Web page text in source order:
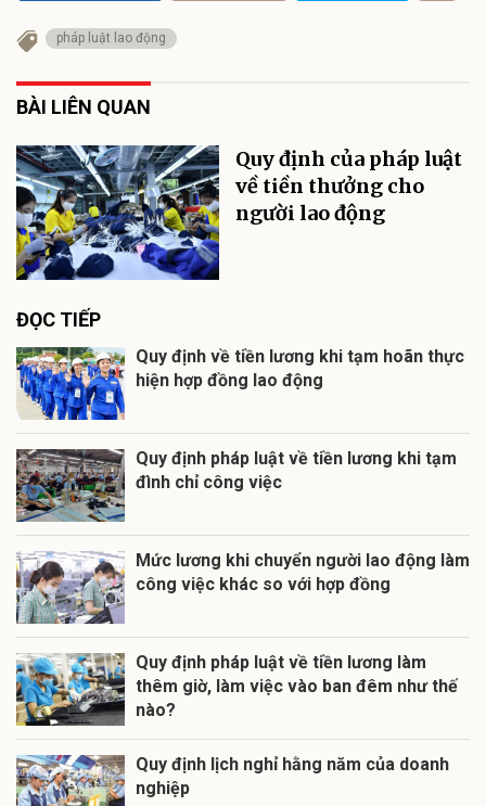
pháp luật lao động
BÀI LIÊN QUAN
Quy định của pháp luật
về tiền thưởng cho
người lao động
ĐỌC TIẾP
Quy định về tiền lương khi tạm hoãn thực
hiện hợp đồng lao động
Quy định pháp luật về tiền lương khi tạm
đình chỉ công việc
Mức lương khi chuyển người lao động làm
công việc khác so với hợp đồng
Quy định pháp luật về tiền lương làm
thêm giờ, làm việc vào ban đêm như thế
nào?
Quy định lịch nghỉ hằng năm của doanh
nghiệp